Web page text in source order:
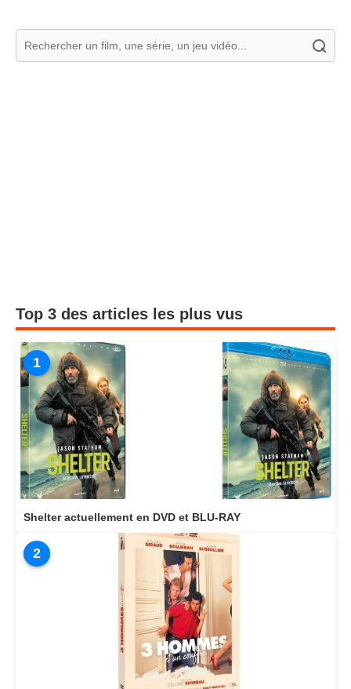
Top 3 des articles les plus vus
1
Shelter actuellement en DVD et BLU-RAY
2